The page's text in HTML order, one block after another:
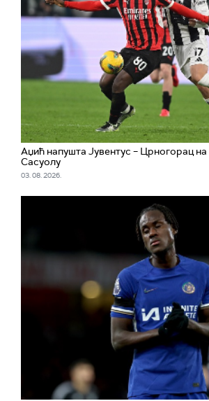
Аџић напушта Јувентус – Црногорац на
Сасуолу
03. 08. 2026.